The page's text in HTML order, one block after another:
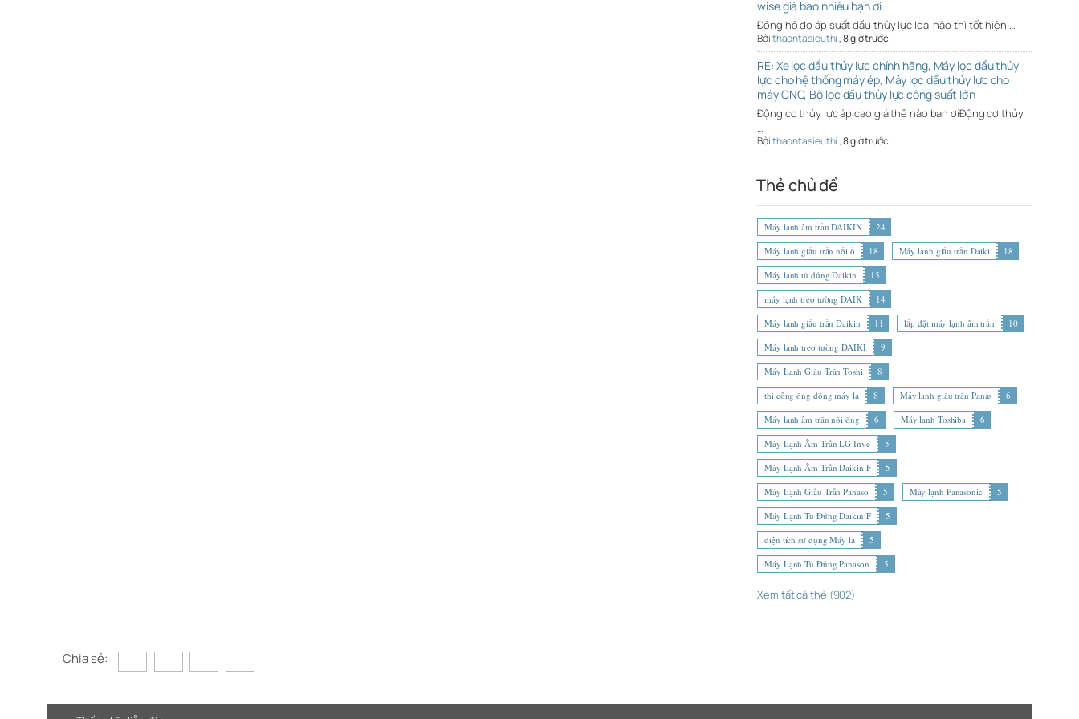
wise giá bao nhiêu bạn ơi
Đồng hồ đo áp suất dầu thủy lực loại nào thì tốt hiện …
Bởithaontasieuthi,8 giờ trước
RE: Xe lọc dầu thủy lực chính hãng, Máy lọc dầu thủy
lực cho hệ thống máy ép, Máy lọc dầu thủy lực cho
máy CNC, Bộ lọc dầu thủy lực công suất lớn
Động cơ thủy lực áp cao giá thế nào bạn ơiĐộng cơ thủy
…
Bởithaontasieuthi,8 giờ trước
Thẻ chủ đề
Máy lạnh âm trần DAIKIN
24
Máy lạnh giấu trần nối ố
18 Máy lạnh giấu trần Daiki
18
Máy lạnh tủ đứng Daikin
15
máy lạnh treo tường DAIK
14
Máy lạnh giấu trần Daikin
11 lắp đặt máy lạnh âm trần
10
Máy lạnh treo tường DAIKI
9
Máy Lạnh Giấu Trần Toshi
8
thi công ống đồng máy lạ
8 Máy lạnh giấu trần Panas
6
Máy lạnh âm trần nối ống
6 Máy lạnh Toshiba
6
Máy Lạnh Âm Trần LG Inve
5
Máy Lạnh Âm Trần Daikin F
5
Máy Lạnh Giấu Trần Panaso
5 Máy lạnh Panasonic
5
Máy Lạnh Tủ Đứng Daikin F
5
diện tích sử dụng Máy lạ
5
Máy Lạnh Tủ Đứng Panason
5
Xem tất cả thẻ (902)
Chia sẻ: